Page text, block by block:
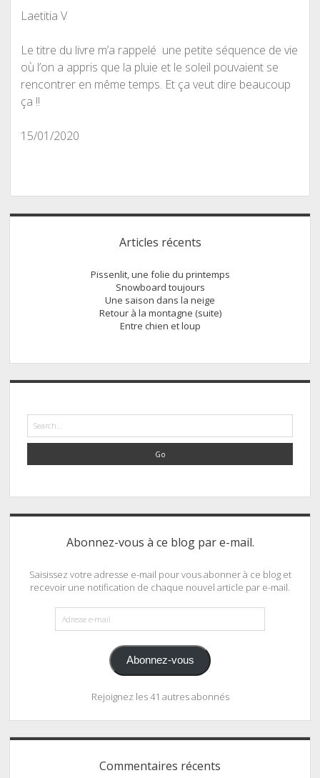
Laetitia V
Le titre du livre m’a rappelé une petite séquence de vie
où l’on a appris que la pluie et le soleil pouvaient se
rencontrer en même temps. Et ça veut dire beaucoup
ça !!
15/01/2020
Sidebar
Articles récents
Pissenlit, une folie du printemps
Snowboard toujours
Une saison dans la neige
Retour à la montagne (suite)
Entre chien et loup
Abonnez-vous à ce blog par e-mail.
Saisissez votre adresse e-mail pour vous abonner à ce blog et
recevoir une notification de chaque nouvel article par e-mail.
e-
Abonnez-vous
Rejoignez les 41 autres abonnés
Commentaires récents